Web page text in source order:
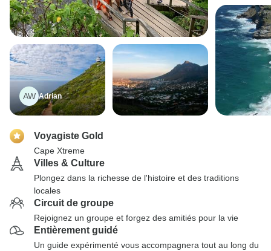
AW Adrian
Voyagiste Gold
Cape Xtreme
Villes & Culture
Plongez dans la richesse de l'histoire et des traditions
locales
Circuit de groupe
Rejoignez un groupe et forgez des amitiés pour la vie
Entièrement guidé
Un guide expérimenté vous accompagnera tout au long du